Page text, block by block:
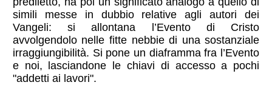
simili messe in dubbio relative agli autori dei
Vangeli: si allontana l’Evento di Cristo
avvolgendolo nelle fitte nebbie di una sostanziale
irraggiungibilità. Si pone un diaframma fra l’Evento
e noi, lasciandone le chiavi di accesso a pochi
"addetti ai lavori".